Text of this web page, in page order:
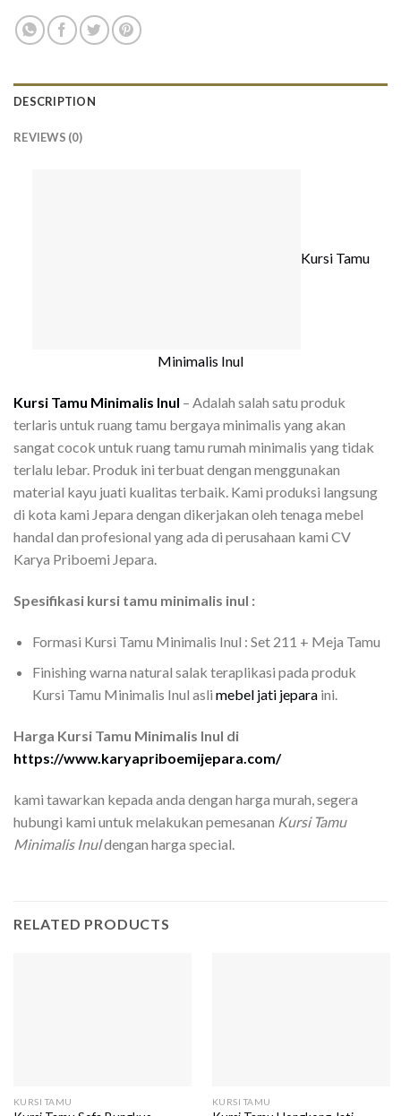
DESCRIPTION
REVIEWS (0)
Kursi Tamu
Minimalis Inul
Kursi Tamu Minimalis Inul – Adalah salah satu produk
terlaris untuk ruang tamu bergaya minimalis yang akan
sangat cocok untuk ruang tamu rumah minimalis yang tidak
terlalu lebar. Produk ini terbuat dengan menggunakan
material kayu juati kualitas terbaik. Kami produksi langsung
di kota kami Jepara dengan dikerjakan oleh tenaga mebel
handal dan profesional yang ada di perusahaan kami CV
Karya Priboemi Jepara.
Spesifikasi kursi tamu minimalis inul :
Formasi Kursi Tamu Minimalis Inul : Set 211 + Meja Tamu
Finishing warna natural salak teraplikasi pada produk
Kursi Tamu Minimalis Inul asli mebel jati jeparaini.
Harga Kursi Tamu Minimalis Inul di
https://www.karyapriboemijepara.com/
kami tawarkan kepada anda dengan harga murah, segera
hubungi kami untuk melakukan pemesanan Kursi Tamu
Minimalis Inuldengan harga special.
RELATED PRODUCTS
KURSI TAMU KURSI TAMU